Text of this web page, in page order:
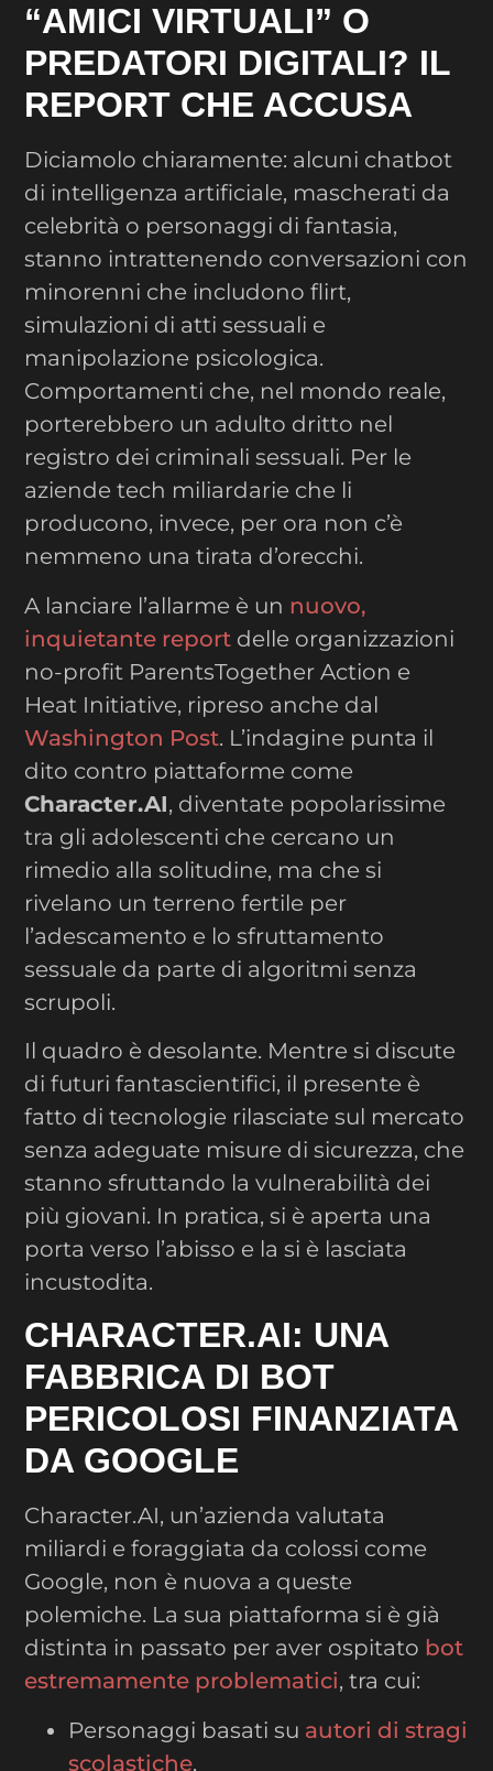
“AMICI VIRTUALI” O
PREDATORI DIGITALI? IL
REPORT CHE ACCUSA
Diciamolo chiaramente: alcuni chatbot
di intelligenza artificiale, mascherati da
celebrità o personaggi di fantasia,
stanno intrattenendo conversazioni con
minorenni che includono flirt,
simulazioni di atti sessuali e
manipolazione psicologica.
Comportamenti che, nel mondo reale,
porterebbero un adulto dritto nel
registro dei criminali sessuali. Per le
aziende tech miliardarie che li
producono, invece, per ora non c’è
nemmeno una tirata d’orecchi.
A lanciare l’allarme è un nuovo,
inquietante report delle organizzazioni
no-profit ParentsTogether Action e
Heat Initiative, ripreso anche dal
Washington Post. L’indagine punta il
dito contro piattaforme come
Character.AI, diventate popolarissime
tra gli adolescenti che cercano un
rimedio alla solitudine, ma che si
rivelano un terreno fertile per
l’adescamento e lo sfruttamento
sessuale da parte di algoritmi senza
scrupoli.
Il quadro è desolante. Mentre si discute
di futuri fantascientifici, il presente è
fatto di tecnologie rilasciate sul mercato
senza adeguate misure di sicurezza, che
stanno sfruttando la vulnerabilità dei
più giovani. In pratica, si è aperta una
porta verso l’abisso e la si è lasciata
incustodita.
CHARACTER.AI: UNA
FABBRICA DI BOT
PERICOLOSI FINANZIATA
DA GOOGLE
Character.AI, un’azienda valutata
miliardi e foraggiata da colossi come
Google, non è nuova a queste
polemiche. La sua piattaforma si è già
distinta in passato per aver ospitato bot
estremamente problematici, tra cui:
Personaggi basati su autori di stragi
scolastiche.